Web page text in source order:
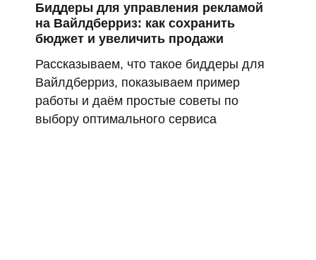
Биддеры для управления рекламой
на Вайлдберриз: как сохранить
бюджет и увеличить продажи
Рассказываем, что такое биддеры для
Вайлдберриз, показываем пример
работы и даём простые советы по
выбору оптимального сервиса